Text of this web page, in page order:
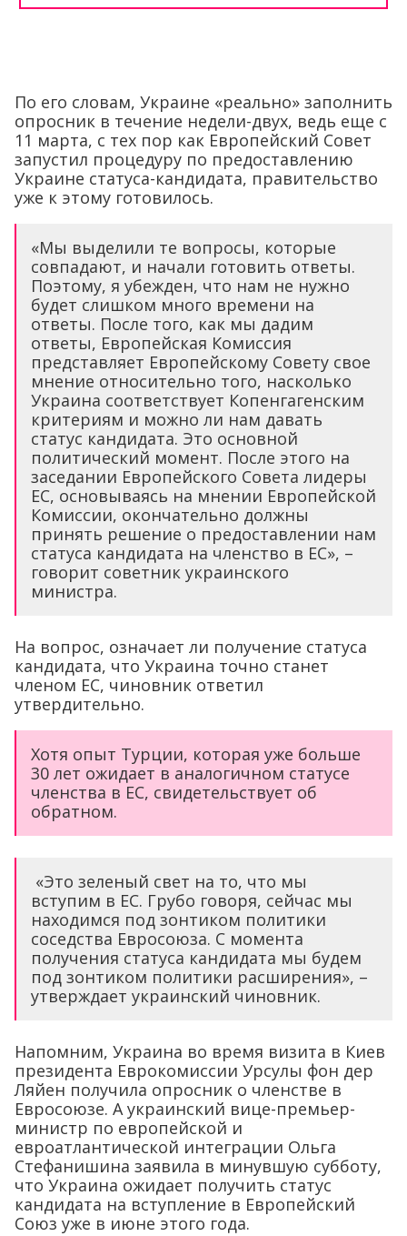
По его словам, Украине «реально» заполнить
опросник в течение недели-двух, ведь еще с
11 марта, с тех пор как Европейский Совет
запустил процедуру по предоставлению
Украине статуса-кандидата, правительство
уже к этому готовилось.
«Мы выделили те вопросы, которые
совпадают, и начали готовить ответы.
Поэтому, я убежден, что нам не нужно
будет слишком много времени на
ответы. После того, как мы дадим
ответы, Европейская Комиссия
представляет Европейскому Совету свое
мнение относительно того, насколько
Украина соответствует Копенгагенским
критериям и можно ли нам давать
статус кандидата. Это основной
политический момент. После этого на
заседании Европейского Совета лидеры
ЕС, основываясь на мнении Европейской
Комиссии, окончательно должны
принять решение о предоставлении нам
статуса кандидата на членство в ЕС», –
говорит советник украинского
министра.
На вопрос, означает ли получение статуса
кандидата, что Украина точно станет
членом ЕС, чиновник ответил
утвердительно.
Хотя опыт Турции, которая уже больше
30 лет ожидает в аналогичном статусе
членства в ЕС, свидетельствует об
обратном.
«Это зеленый свет на то, что мы
вступим в ЕС. Грубо говоря, сейчас мы
находимся под зонтиком политики
соседства Евросоюза. С момента
получения статуса кандидата мы будем
под зонтиком политики расширения», –
утверждает украинский чиновник.
Напомним, Украина во время визита в Киев
президента Еврокомиссии Урсулы фон дер
Ляйен получила опросник о членстве в
Евросоюзе. А украинский вице-премьер-
министр по европейской и
евроатлантической интеграции Ольга
Стефанишина заявила в минувшую субботу,
что Украина ожидает получить статус
кандидата на вступление в Европейский
Союз уже в июне этого года.